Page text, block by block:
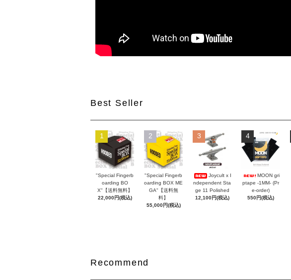
Best Seller
1
"Special Fingerb
oarding BO
X"【送料無料】
22,000円(税込)
2
"Special Fingerb
oarding BOX ME
GA"【送料無
料】
55,000円(税込)
3
Joycult x I
ndependent Sta
ge 11 Polished
12,100円(税込)
4
MOON gri
ptape -1MM- (Pr
e-order)
550円(税込)
Recommend